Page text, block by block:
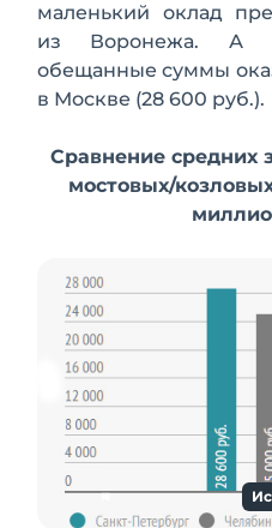
маленький оклад
из Воронежа. А в
обещанные суммы
в Москве (28 600 руб.).
Сравнение средних
мостовых/